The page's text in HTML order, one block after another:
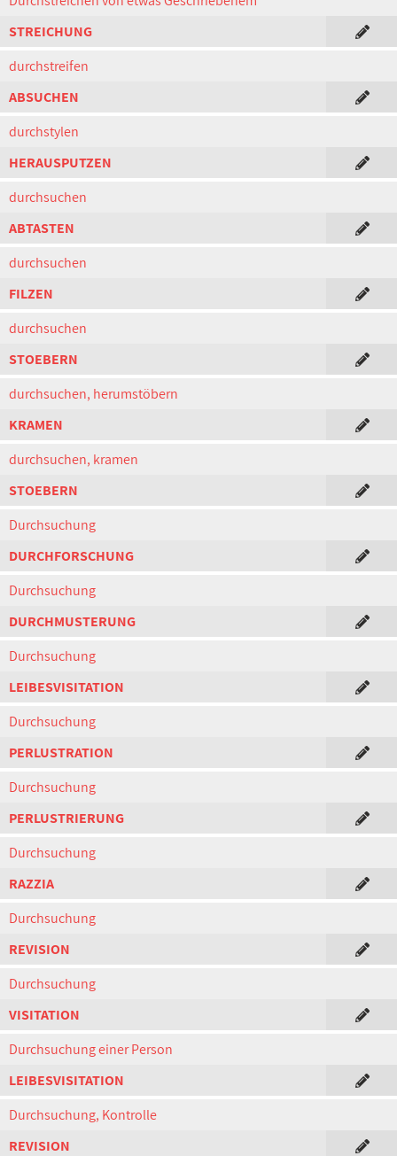
STREICHUNG
durchstreifen
ABSUCHEN
durchstylen
HERAUSPUTZEN
durchsuchen
ABTASTEN
durchsuchen
FILZEN
durchsuchen
STOEBERN
durchsuchen, herumstöbern
KRAMEN
durchsuchen, kramen
STOEBERN
Durchsuchung
DURCHFORSCHUNG
Durchsuchung
DURCHMUSTERUNG
Durchsuchung
LEIBESVISITATION
Durchsuchung
PERLUSTRATION
Durchsuchung
PERLUSTRIERUNG
Durchsuchung
RAZZIA
Durchsuchung
REVISION
Durchsuchung
VISITATION
Durchsuchung einer Person
LEIBESVISITATION
Durchsuchung, Kontrolle
REVISION